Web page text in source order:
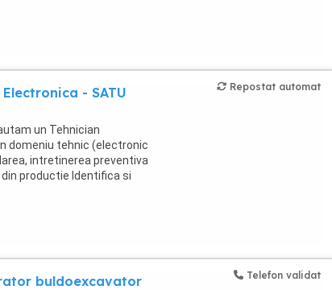
- SATU
un Tehnician
domeniu tehnic (electronic
intretinerea preventiva
productie Identifica si
Repostat automat
buldoexcavator
Telefon validat